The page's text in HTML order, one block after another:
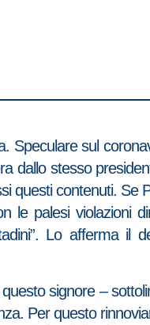
Speculare sul
dallo stesso
questi contenuti. Se
le palesi violazioni
Lo afferma il
signore –
Per questo